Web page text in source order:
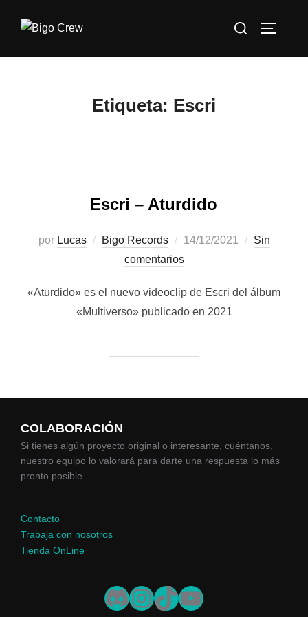
Buscar:
Etiqueta: Escri
Escri – Aturdido
por Lucas Bigo Records
Publicado
el
14/12/2021
Sin
comentarios
«Aturdido» es el nuevo videoclip de Escri del álbum
«Multiverso» publicado en 2021
COLABORACIÓN
Si tienes algún proyecto original o interesante, cuéntanos,
nuestro equipo lo valorará para darte una respuesta lo más
pronto posible.
Contacto
Trabaja con nosotros
Tienda OnLine
Discord
Instagram
TikTok
YouTube